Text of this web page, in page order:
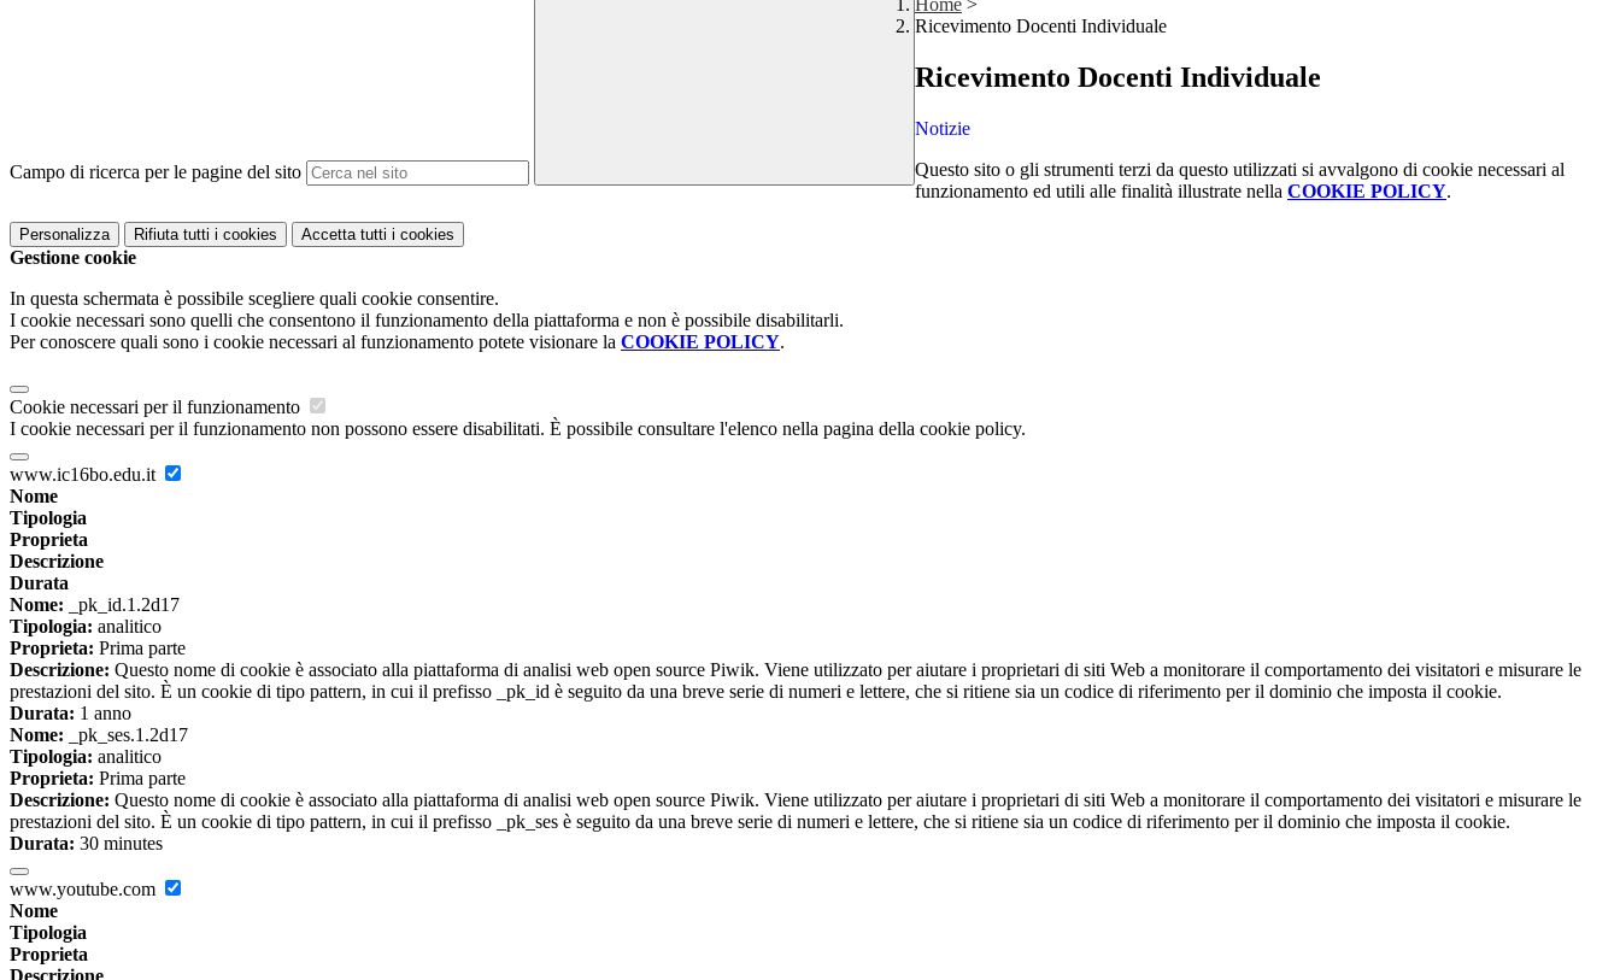
Campo di ricerca per le pagine del sito
Home >
Ricevimento Docenti Individuale
Ricevimento Docenti Individuale
Notizie
Questo sito o gli strumenti terzi da questo utilizzati si avvalgono di cookie necessari al
funzionamento ed utili alle finalità illustrate nella COOKIE POLICY.
Personalizza Rifiuta tutti i cookies Accetta tutti i cookies
Gestione cookie
In questa schermata è possibile scegliere quali cookie consentire.
I cookie necessari sono quelli che consentono il funzionamento della piattaforma e non è possibile disabilitarli.
Per conoscere quali sono i cookie necessari al funzionamento potete visionare la COOKIE POLICY.
Cookie necessari per il funzionamento
I cookie necessari per il funzionamento non possono essere disabilitati. È possibile consultare l'elenco nella pagina della cookie policy.
www.ic16bo.edu.it
Nome
Tipologia
Proprieta
Descrizione
Durata
Nome: _pk_id.1.2d17
Tipologia: analitico
Proprieta: Prima parte
Descrizione: Questo nome di cookie è associato alla piattaforma di analisi web open source Piwik. Viene utilizzato per aiutare i proprietari di siti Web a monitorare il comportamento dei visitatori e misurare le
prestazioni del sito. È un cookie di tipo pattern, in cui il prefisso _pk_id è seguito da una breve serie di numeri e lettere, che si ritiene sia un codice di riferimento per il dominio che imposta il cookie.
Durata: 1 anno
Nome: _pk_ses.1.2d17
Tipologia: analitico
Proprieta: Prima parte
Descrizione: Questo nome di cookie è associato alla piattaforma di analisi web open source Piwik. Viene utilizzato per aiutare i proprietari di siti Web a monitorare il comportamento dei visitatori e misurare le
prestazioni del sito. È un cookie di tipo pattern, in cui il prefisso _pk_ses è seguito da una breve serie di numeri e lettere, che si ritiene sia un codice di riferimento per il dominio che imposta il cookie.
Durata: 30 minutes
www.youtube.com
Nome
Tipologia
Proprieta